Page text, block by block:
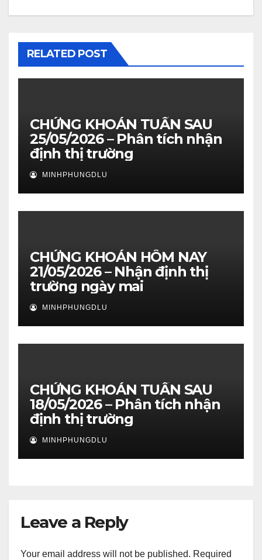
RELATED POST
CHỨNG KHOÁN TUẦN SAU
25/05/2026 – Phân tích nhận
định thị trường
MINHPHUNGDLU
CHỨNG KHOÁN HÔM NAY
21/05/2026 – Nhận định thị
trường ngày mai
MINHPHUNGDLU
CHỨNG KHOÁN TUẦN SAU
18/05/2026 – Phân tích nhận
định thị trường
MINHPHUNGDLU
Leave a Reply
Your email address will not be published. Required